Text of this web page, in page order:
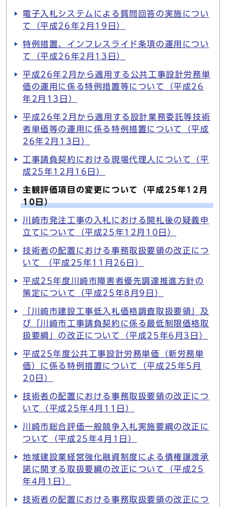
電子入札システムによる質問回答の実施につい
て（平成26年2月19日）
特例措置、インフレスライド条項の運用につい
て（平成26年2月13日）
平成26年2月から適用する公共工事設計労務単
価の運用に係る特例措置等について（平成26
年2月13日）
平成26年2月から適用する設計業務委託等技術
者単価等の運用に係る特例措置について（平成
26年2月13日）
工事請負契約における現場代理人について（平
成25年12月16日）
主観評価項目の変更について（平成25年12月
10日）
川崎市発注工事の入札における開札後の疑義申
立てについて（平成25年12月10日）
技術者の配置における事務取扱要領の改正につ
いて （平成25年11月26日）
平成25年度川崎市障害者優先調達推進方針の
策定について（平成25年8月9日）
「川崎市建設工事低入札価格調査取扱要領」及
び「川崎市工事請負契約に係る最低制限価格取
扱要綱」の改正について（平成25年6月3日）
平成25年度公共工事設計労務単価（新労務単
価）に係る特例措置について（平成25年5月
20日）
技術者の配置における事務取扱要領の改正につ
いて（平成25年4月11日）
川崎市総合評価一般競争入札実施要綱の改正に
ついて（平成25年4月1日）
地域建設業経営強化融資制度による債権譲渡承
諾に関する取扱要綱の改正について（平成25
年4月1日）
技術者の配置における事務取扱要領の改正につ